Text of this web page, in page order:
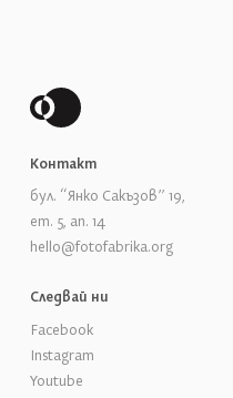
Контакт
бул. “Янко Сакъзов” 19,
ет. 5, ап. 14
hello@fotofabrika.org
Следвай ни
Facebook
Instagram
Youtube